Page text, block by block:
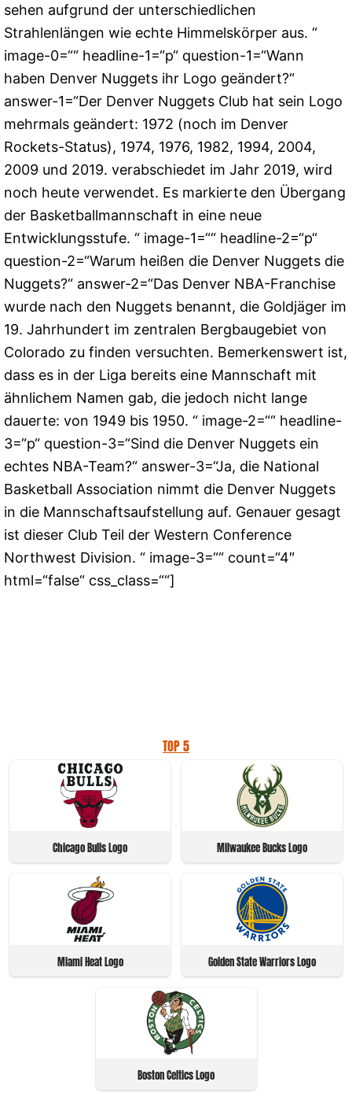
sehen aufgrund der unterschiedlichen
Strahlenlängen wie echte Himmelskörper aus. “
image-0=““ headline-1=“p“ question-1=“Wann
haben Denver Nuggets ihr Logo geändert?“
answer-1=“Der Denver Nuggets Club hat sein Logo
mehrmals geändert: 1972 (noch im Denver
Rockets-Status), 1974, 1976, 1982, 1994, 2004,
2009 und 2019. verabschiedet im Jahr 2019, wird
noch heute verwendet. Es markierte den Übergang
der Basketballmannschaft in eine neue
Entwicklungsstufe. “ image-1=““ headline-2=“p“
question-2=“Warum heißen die Denver Nuggets die
Nuggets?“ answer-2=“Das Denver NBA-Franchise
wurde nach den Nuggets benannt, die Goldjäger im
19. Jahrhundert im zentralen Bergbaugebiet von
Colorado zu finden versuchten. Bemerkenswert ist,
dass es in der Liga bereits eine Mannschaft mit
ähnlichem Namen gab, die jedoch nicht lange
dauerte: von 1949 bis 1950. “ image-2=““ headline-
3=“p“ question-3=“Sind die Denver Nuggets ein
echtes NBA-Team?“ answer-3=“Ja, die National
Basketball Association nimmt die Denver Nuggets
in die Mannschaftsaufstellung auf. Genauer gesagt
ist dieser Club Teil der Western Conference
Northwest Division. “ image-3=““ count=“4″
html=“false“ css_class=““]
TOP 5
Chicago Bulls Logo Milwaukee Bucks Logo
Miami Heat Logo Golden State Warriors Logo
Boston Celtics Logo